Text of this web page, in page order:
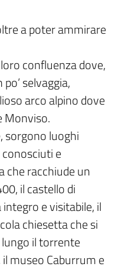
a poter ammirare
confluenza dove,
selvaggia,
arco alpino dove
Monviso.
sorgono luoghi
conosciuti e
che racchiude un
il castello di
e visitabile, il
chiesetta che si
il torrente
il museo Caburrum e